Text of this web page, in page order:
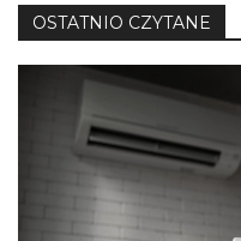
OSTATNIO CZYTANE